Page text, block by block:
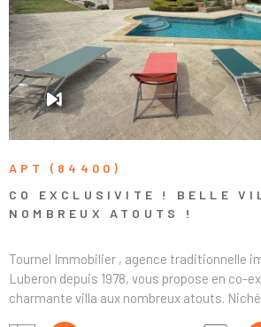
et de modernisation. À visiter sans hésiter !
APT (84400)
CO EXCLUSIVITE ! BELLE
NOMBREUX ATOUTS !
Tournel Immobilier , agence traditionnelle
Luberon depuis 1978, vous propose en co-
charmante villa aux nombreux atouts.
VOIR LE BIEN